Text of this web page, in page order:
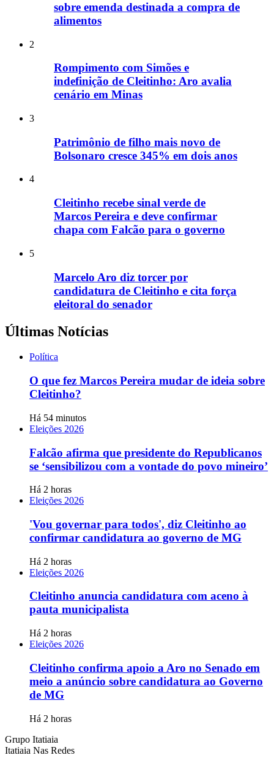
sobre emenda destinada a compra de
alimentos
2
Rompimento com Simões e
indefinição de Cleitinho: Aro avalia
cenário em Minas
3
Patrimônio de filho mais novo de
Bolsonaro cresce 345% em dois anos
4
Cleitinho recebe sinal verde de
Marcos Pereira e deve confirmar
chapa com Falcão para o governo
5
Marcelo Aro diz torcer por
candidatura de Cleitinho e cita força
eleitoral do senador
Últimas Notícias
Política
O que fez Marcos Pereira mudar de ideia sobre
Cleitinho?
Há 54 minutos
Eleições 2026
Falcão afirma que presidente do Republicanos
se ‘sensibilizou com a vontade do povo mineiro’
Há 2 horas
Eleições 2026
'Vou governar para todos', diz Cleitinho ao
confirmar candidatura ao governo de MG
Há 2 horas
Eleições 2026
Cleitinho anuncia candidatura com aceno à
pauta municipalista
Há 2 horas
Eleições 2026
Cleitinho confirma apoio a Aro no Senado em
meio a anúncio sobre candidatura ao Governo
de MG
Há 2 horas
Grupo Itatiaia
Itatiaia Nas Redes